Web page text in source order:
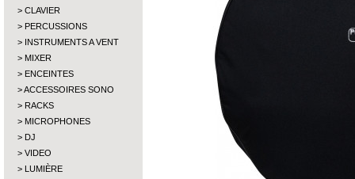
CLAVIER
PERCUSSIONS
INSTRUMENTS A VENT
MIXER
ENCEINTES
ACCESSOIRES SONO
RACKS
MICROPHONES
DJ
VIDEO
LUMIÈRE